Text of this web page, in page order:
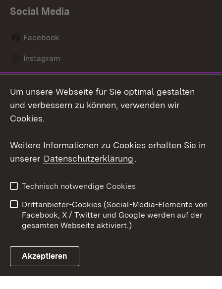
Social Media
Facebook
Instagram
Social Wall
Youtube
Link zum Landesportal
Kontakt
Datenschutz
Barrierefreiheit
Impressum Cookies
Um unsere Webseite für Sie optimal gestalten
und verbessern zu können, verwenden wir
Cookies.
Weitere Informationen zu Cookies erhalten Sie in
unserer Datenschutzerklärung.
Technisch notwendige Cookies
Drittanbieter-Cookies (Social-Media-Elemente von
Facebook, X / Twitter und Google werden auf der
gesamten Webseite aktiviert.)
Akzeptieren